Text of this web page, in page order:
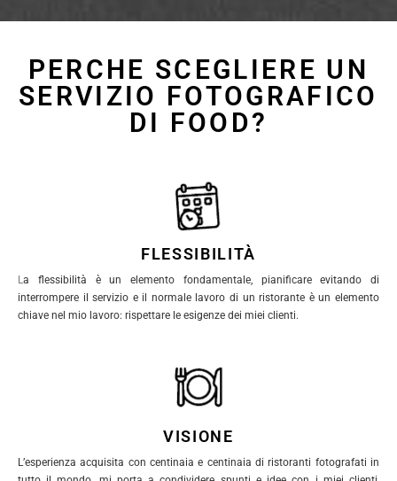
PERCHE SCEGLIERE UN
SERVIZIO FOTOGRAFICO
DI FOOD?
FLESSIBILITÀ
La flessibilità è un elemento fondamentale, pianificare evitando di
interrompere il servizio e il normale lavoro di un ristorante è un elemento
chiave nel mio lavoro: rispettare le esigenze dei miei clienti.
VISIONE
L’esperienza acquisita con centinaia e centinaia di ristoranti fotografati in